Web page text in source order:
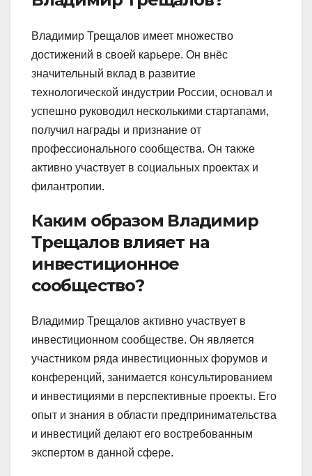
Владимир Трещалов имеет множество
достижений в своей карьере. Он внёс
значительный вклад в развитие
технологической индустрии России, основал и
успешно руководил несколькими стартапами,
получил награды и признание от
профессионального сообщества. Он также
активно участвует в социальных проектах и
филантропии.
Каким образом Владимир
Трещалов влияет на
инвестиционное
сообщество?
Владимир Трещалов активно участвует в
инвестиционном сообществе. Он является
участником ряда инвестиционных форумов и
конференций, занимается консультированием
и инвестициями в перспективные проекты. Его
опыт и знания в области предпринимательства
и инвестиций делают его востребованным
экспертом в данной сфере.